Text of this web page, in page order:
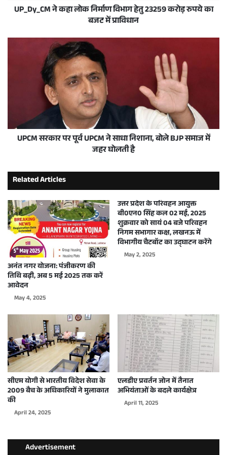
UP_Dy_CM ने कहा लोक निर्माण विभाग हेतु 23259 करोड़ रुपये का
बजट में प्राविधान
UPCM सरकार पर पूर्व UPCM ने साधा निशाना, बोले BJP समाज में
जहर घोलती है
Related Articles
अनंत नगर योजना: पंजीकरण की
तिथि बढ़ी, अब 5 मई 2025 तक करें
आवेदन
May 4, 2025
उत्तर प्रदेश के परिवहन आयुक्त
बी0एन0 सिंह कल 02 मई, 2025
शुक्रवार को सायं 04 बजे परिवहन
निगम सभागार कक्ष, लखनऊ में
विभागीय चैटबॉट का उद्घाटन करेंगे
May 2, 2025
सीएम योगी से भारतीय विदेश सेवा के
2009 बैच के अधिकारियों ने मुलाकात
की
April 24, 2025
एलडीए प्रवर्तन जोन में तैनात
अभियंताओं के बदले कार्यक्षेत्र
April 11, 2025
Advertisement